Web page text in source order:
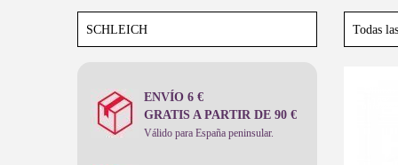
ENVÍO 6 €
GRATIS A PARTIR DE 90 €
Válido para España peninsular.